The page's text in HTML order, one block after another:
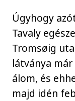
Úgyhogy
Tavaly
Tromsøig
látványa
álom, és
majd idén